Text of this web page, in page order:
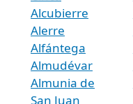
Alcubierre
Alerre
Alfántega
Almudévar
Almunia de
San Juan